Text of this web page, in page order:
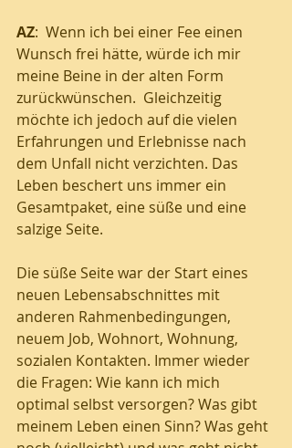
AZ:  Wenn ich bei einer Fee einen
Wunsch frei hätte, würde ich mir
meine Beine in der alten Form
zurückwünschen.  Gleichzeitig
möchte ich jedoch auf die vielen
Erfahrungen und Erlebnisse nach
dem Unfall nicht verzichten. Das
Leben beschert uns immer ein
Gesamtpaket, eine süße und eine
salzige Seite.
Die süße Seite war der Start eines
neuen Lebensabschnittes mit
anderen Rahmenbedingungen,
neuem Job, Wohnort, Wohnung,
sozialen Kontakten. Immer wieder
die Fragen: Wie kann ich mich
optimal selbst versorgen? Was gibt
meinem Leben einen Sinn? Was geht